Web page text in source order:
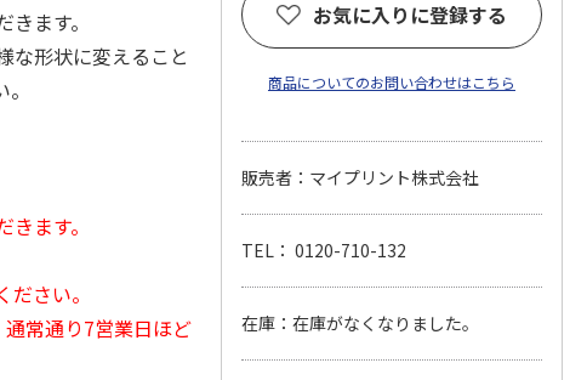
ます。
な形状に変えること
ます。
さい。
常通り7営業日ほど
お気に入りに登録する
商品についてのお問い合わせはこちら
販売者：マイプリント株式会社
TEL： 0120-710-132
在庫：在庫がなくなりました。